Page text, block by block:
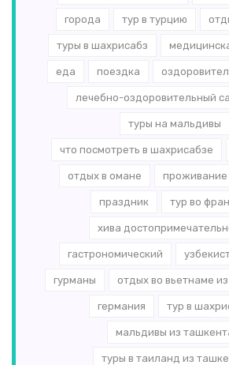
города тур в турцию
туры в шахрисабз
еда поездка
лечебно-оздоровительный
туры на мальдивы
что посмотреть в шахрисабзе
отдых в омане проживание
праздник тур во
хива
гастрономический
гурманы отдых во вьетнаме
германия тур в
мальдивы из
туры в таиланд из